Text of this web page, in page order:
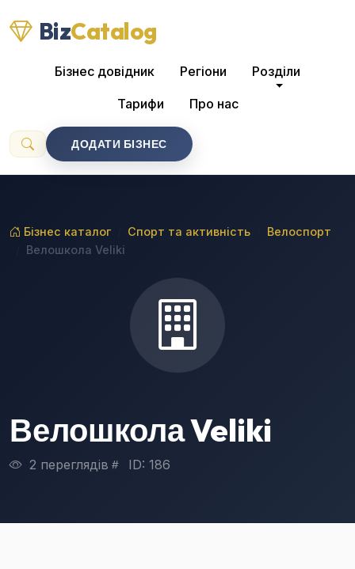
BizCatalog
Бізнес довідник Регіони Розділи
Тарифи Про нас
ДОДАТИ БІЗНЕС
Бізнес каталог Спорт та активність
Велоспорт
Велошкола Veliki
Велошкола Veliki
2 переглядів ID: 186